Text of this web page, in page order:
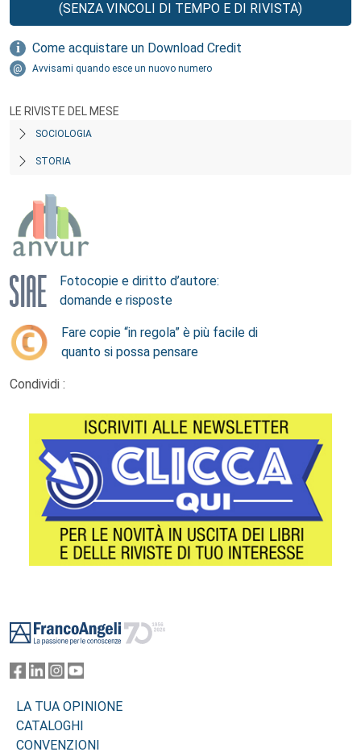
(SENZA VINCOLI DI TEMPO E DI RIVISTA)
Come acquistare un Download Credit
Avvisami quando esce un nuovo numero
LE RIVISTE DEL MESE
SOCIOLOGIA
STORIA
Fotocopie e diritto d’autore:
domande e risposte
Fare copie “in regola” è più facile di
quanto si possa pensare
Condividi :
LA TUA OPINIONE
CATALOGHI
CONVENZIONI